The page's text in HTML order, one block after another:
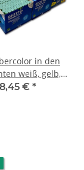
in den
weiß, gelb,
mehrfarbig,
8,45 € *